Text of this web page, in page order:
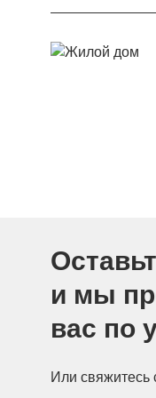
и мы
вас по
Или свяжитесь